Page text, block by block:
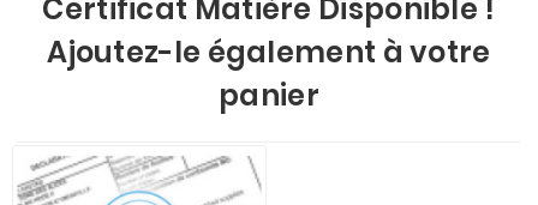
Certificat Matière Disponible !
Ajoutez-le également à votre
panier